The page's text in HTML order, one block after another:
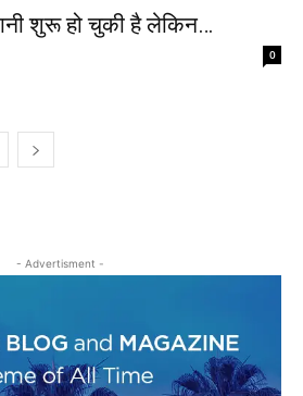
शुरू हो चुकी है लेकिन…
0
- Advertisment -